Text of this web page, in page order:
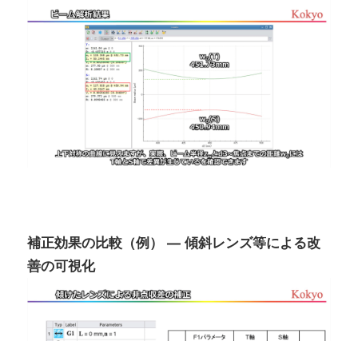
補正効果の比較（例） — 傾斜レンズ等による改
善の可視化